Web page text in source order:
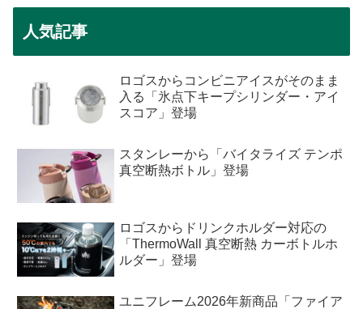
人気記事
ロゴスからコンビニアイスがそのまま
入る「氷点下キープシリンダー・アイ
スコア」登場
スタンレーから「バイタライズ テンポ
真空断熱ボトル」登場
ロゴスからドリンクホルダー対応の
「ThermoWall 真空断熱 カーボトルホ
ルダー」登場
ユニフレーム2026年新商品「ファイア